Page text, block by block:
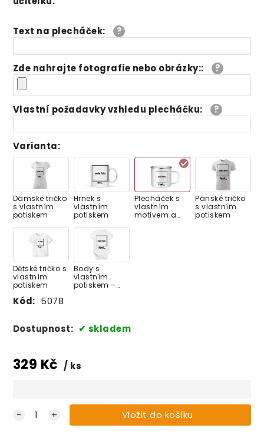
Text na plecháček:
Zde nahrajte fotografie nebo obrázky::
Vlastní požadavky vzhledu plecháčku:
Varianta:
Dámské tričko
s vlastním
potiskem
Hrnek s
vlastním
potiskem
Plecháček s
vlastním
motivem a
Pánské tričko
s vlastním
potiskem
Dětské tričko s
vlastním
potiskem
Body s
vlastním
potiskem –
Kód: 5078
Dostupnost: skladem
329 Kč ks